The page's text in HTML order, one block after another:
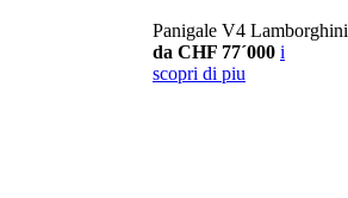
Panigale V4 Lamborghini
da CHF 77´000 i
scopri di piu